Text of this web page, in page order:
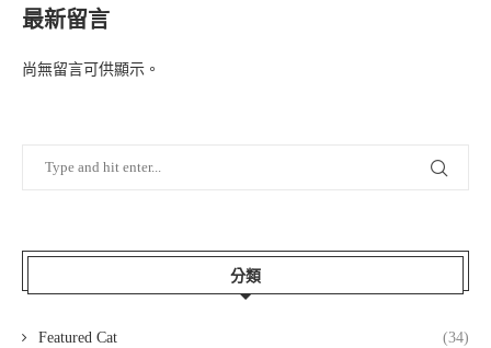
最新留言
尚無留言可供顯示。
分類
Featured Cat (34)